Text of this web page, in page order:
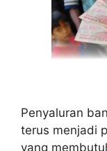
Penyaluran
terus menjadi
yang